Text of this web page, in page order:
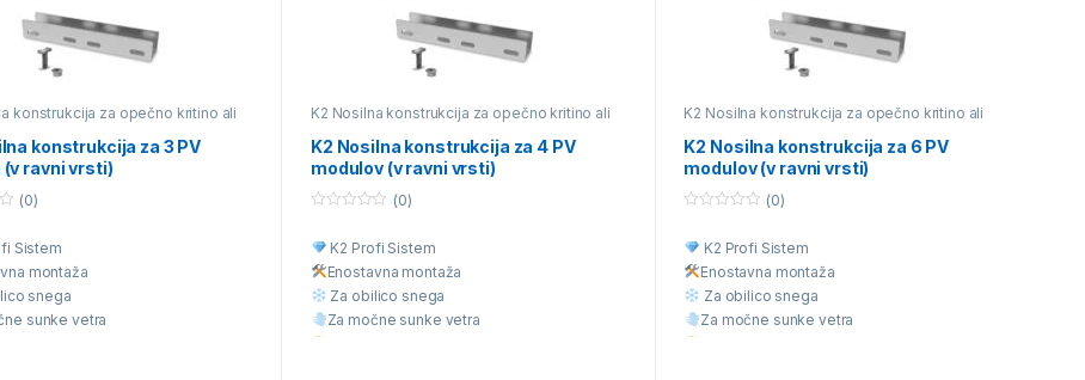
konstrukcija za opečno kritino ali
konstrukcija za 3 PV
(v ravni vrsti)
(0)
Sistem
montaža
snega
sunke vetra
K2 Nosilna konstrukcija za opečno kritino ali
K2 Nosilna konstrukcija za 4 PV
modulov (v ravni vrsti)
u
o
f
5
(0)
K2 Profi Sistem
Enostavna montaža
Za obilico snega
Za močne sunke vetra
K2 Nosilna konstrukcija za opečno kritino ali
K2 Nosilna konstrukcija za 6 PV
modulov (v ravni vrsti)
u
t
o
f
5
(0)
K2 Profi Sistem
Enostavna montaža
Za obilico snega
Za močne sunke vetra